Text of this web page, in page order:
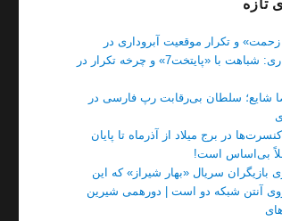
تازه
و تکرار موقعیت آبروداری در
خواستگاری: شباهت با «پایتخت7» و چرخه تکرار در
شایع؛ سلطان بی‌رقابت رپ فارسی در
در برج میلاد از آذرماه تا پایان
بی‌اساس است!
بازیگران سریال «بهار شیراز» که این
آنتن شبکه دو است | دورهمی شیرین